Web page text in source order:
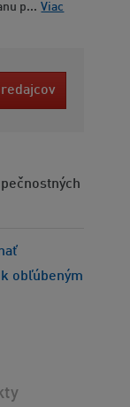
p... Viac
obľúbeným